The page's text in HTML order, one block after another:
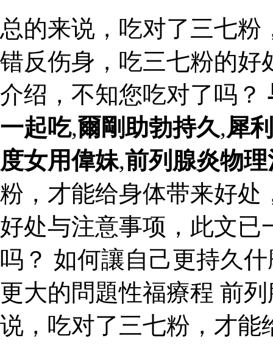
总的来说，吃对了三七
错反伤身，吃三七粉的好
介绍，不知您吃对了吗？
一起吃,爾剛助勃持久,犀
度女用偉妹,前列腺炎物
粉，才能给身体带来好处
好处与注意事项，此文已
吗？ 如何讓自己更持久
更大的問題性福療程 前
说，吃对了三七粉，才能